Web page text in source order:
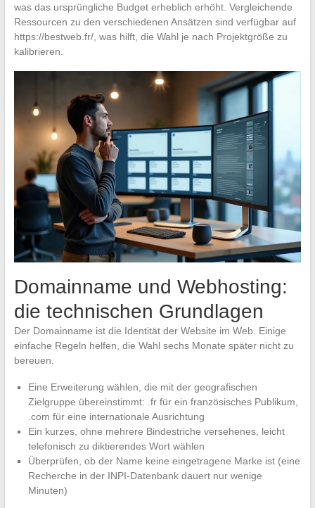
was das ursprüngliche Budget erheblich erhöht. Vergleichende
Ressourcen zu den verschiedenen Ansätzen sind verfügbar auf
https://bestweb.fr/, was hilft, die Wahl je nach Projektgröße zu
kalibrieren.
Domainname und Webhosting:
die technischen Grundlagen
Der Domainname ist die Identität der Website im Web. Einige
einfache Regeln helfen, die Wahl sechs Monate später nicht zu
bereuen.
Eine Erweiterung wählen, die mit der geografischen
Zielgruppe übereinstimmt: .fr für ein französisches Publikum,
.com für eine internationale Ausrichtung
Ein kurzes, ohne mehrere Bindestriche versehenes, leicht
telefonisch zu diktierendes Wort wählen
Überprüfen, ob der Name keine eingetragene Marke ist (eine
Recherche in der INPI-Datenbank dauert nur wenige
Minuten)